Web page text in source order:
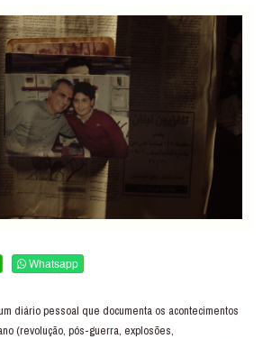
Whatsapp
diário pessoal que documenta os acontecimentos
(revolução, pós-guerra, explosões,